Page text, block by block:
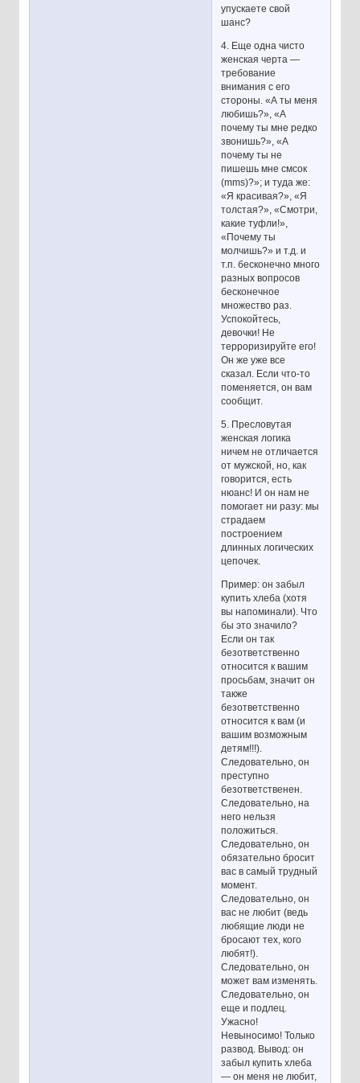
упускаете свой
шанс?
4. Еще одна чисто
женская черта —
требование
внимания с его
стороны. «А ты меня
любишь?», «А
почему ты мне редко
звонишь?», «А
почему ты не
пишешь мне смсок
(mms)?»; и туда же:
«Я красивая?», «Я
толстая?», «Смотри,
какие туфли!»,
«Почему ты
молчишь?» и т.д. и
т.п. бесконечно много
разных вопросов
бесконечное
множество раз.
Успокойтесь,
девочки! Не
терроризируйте его!
Он же уже все
сказал. Если что-то
поменяется, он вам
сообщит.
5. Пресловутая
женская логика
ничем не отличается
от мужской, но, как
говорится, есть
нюанс! И он нам не
помогает ни разу: мы
страдаем
построением
длинных логических
цепочек.
Пример: он забыл
купить хлеба (хотя
вы напоминали). Что
бы это значило?
Если он так
безответственно
относится к вашим
просьбам, значит он
также
безответственно
относится к вам (и
вашим возможным
детям!!!).
Следовательно, он
преступно
безответственен.
Следовательно, на
него нельзя
положиться.
Следовательно, он
обязательно бросит
вас в самый трудный
момент.
Следовательно, он
вас не любит (ведь
любящие люди не
бросают тех, кого
любят!).
Следовательно, он
может вам изменять.
Следовательно, он
еще и подлец.
Ужасно!
Невыносимо! Только
развод. Вывод: он
забыл купить хлеба
— он меня не любит,